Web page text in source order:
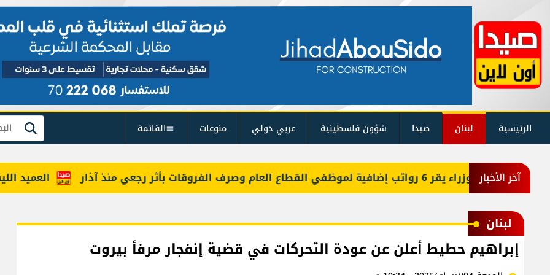
الرئيسية لبنان صيدا شؤون فلسطينية عربي دولي منوعات القائمة بحث
آخر الأخبار العميد
لبنان
إبراهيم حطيط أعلن عن عودة التحركات في قضية إنفجار مرفأ بيروت